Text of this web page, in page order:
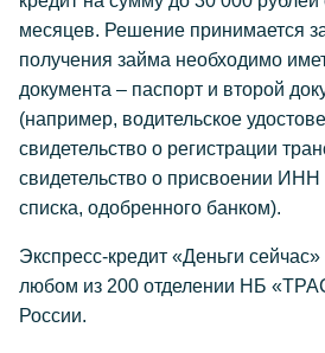
месяцев. Решение принимается
получения займа необходимо
документа – паспорт и второй
(например, водительское
свидетельство о регистрации
свидетельство о присвоении ИНН
списка, одобренного банком).
Экспресс-кредит «Деньги
любом из 200 отделении НБ
России.